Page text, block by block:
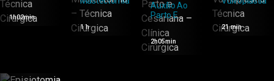
Técnica
Cirúrgica
1h02min
– Técnica
Cirúrgica
1 h
Auxílio Ao
Parto E
Cesariana
– Clínica
Cirúrgica
2h05min
– Técnica
Cirúrgica
21 min